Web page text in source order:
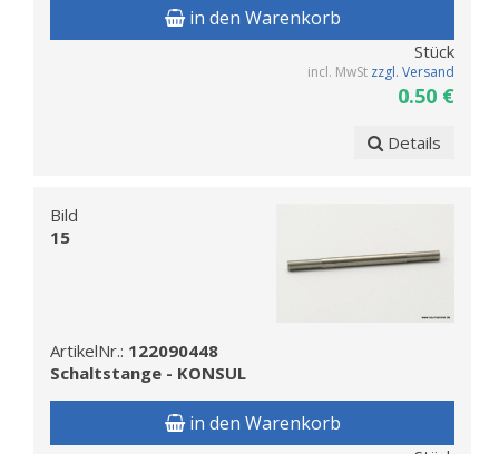
in den Warenkorb
Stück
incl. MwSt zzgl. Versand
0.50 €
Details
Bild
15
ArtikelNr.: 122090448
Schaltstange - KONSUL
in den Warenkorb